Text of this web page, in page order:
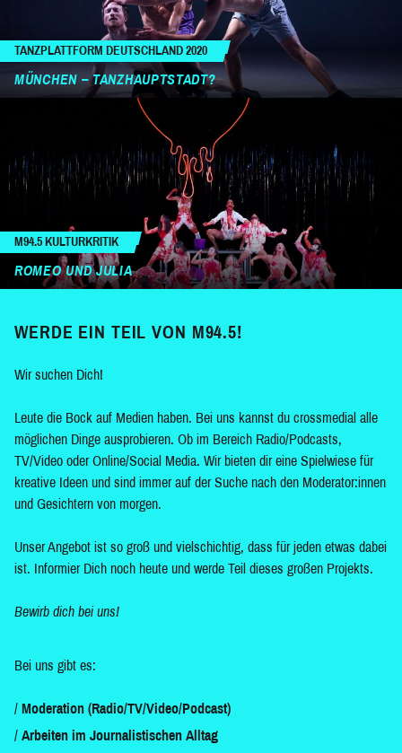
TANZPLATTFORM DEUTSCHLAND 2020
MÜNCHEN – TANZHAUPTSTADT?
M94.5 KULTURKRITIK
ROMEO UND JULIA
WERDE EIN TEIL VON M94.5!
Wir suchen Dich!
Leute die Bock auf Medien haben. Bei uns kannst du crossmedial alle
möglichen Dinge ausprobieren. Ob im Bereich Radio/Podcasts,
TV/Video oder Online/Social Media. Wir bieten dir eine Spielwiese für
kreative Ideen und sind immer auf der Suche nach den Moderator:innen
und Gesichtern von morgen.
Unser Angebot ist so groß und vielschichtig, dass für jeden etwas dabei
ist. Informier Dich noch heute und werde Teil dieses großen Projekts.
Bewirb dich bei uns!
Bei uns gibt es:
Moderation (Radio/TV/Video/Podcast)
Arbeiten im Journalistischen Alltag